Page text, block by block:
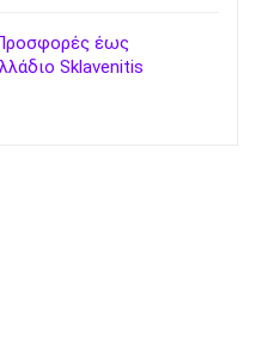
έως
Sklavenitis